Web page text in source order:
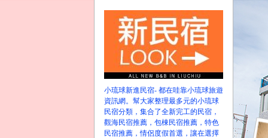
小琉球民宿空房
小琉球民宿
小琉球民宿推薦
【小琉球民宿特約】東港停車場!!看這邊
小琉球民宿 最完整的旅遊資訊都在這
【哇靠小琉球】新版官網熱情開站
【哇靠小琉球粉絲團】即時動態!!
小琉球新進民宿- 都在哇靠小琉球旅遊
資訊網。幫大家整理最多元的小琉球
民宿分類，集合了全新完工的民宿，
觀海民宿推薦，包棟民宿推薦，特色
民宿推薦，情侶度假首選，讓在選擇